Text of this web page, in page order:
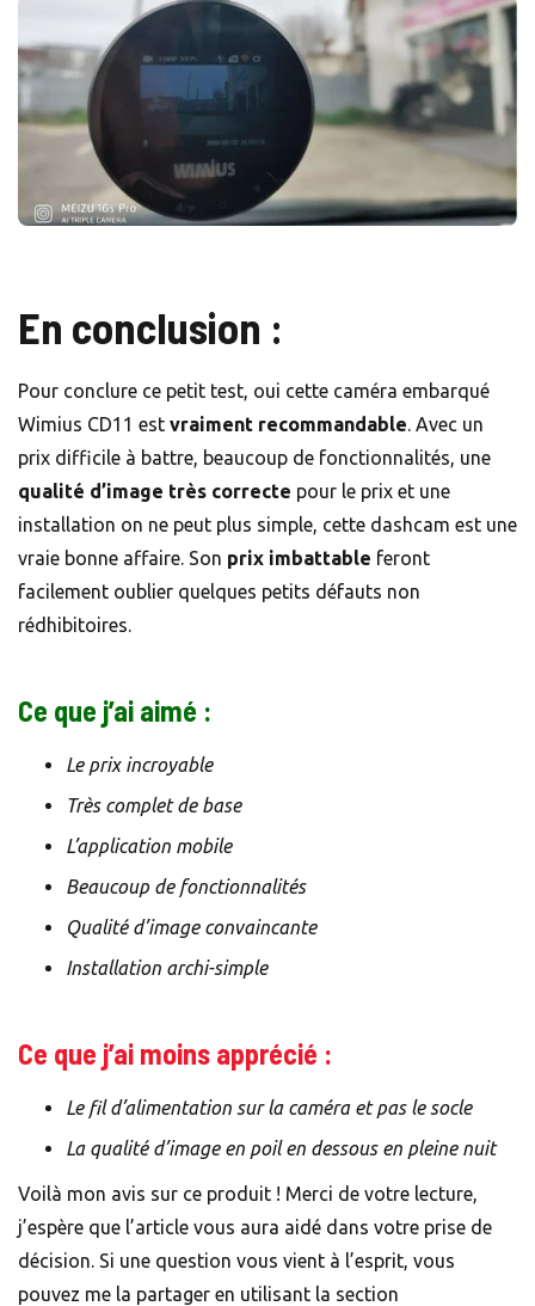
En conclusion :
Pour conclure ce petit test, oui cette caméra embarqué
Wimius CD11 est vraiment recommandable. Avec un
prix difficile à battre, beaucoup de fonctionnalités, une
qualité d’image très correcte pour le prix et une
installation on ne peut plus simple, cette dashcam est une
vraie bonne affaire. Son prix imbattable feront
facilement oublier quelques petits défauts non
rédhibitoires.
Ce que j’ai aimé :
Le prix incroyable
Très complet de base
L’application mobile
Beaucoup de fonctionnalités
Qualité d’image convaincante
Installation archi-simple
Ce que j’ai moins apprécié :
Le fil d’alimentation sur la caméra et pas le socle
La qualité d’image en poil en dessous en pleine nuit
Voilà mon avis sur ce produit ! Merci de votre lecture,
j’espère que l’article vous aura aidé dans votre prise de
décision. Si une question vous vient à l’esprit, vous
pouvez me la partager en utilisant la section